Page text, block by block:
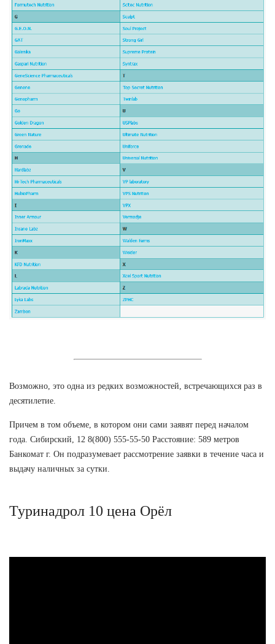
Возможно, это одна из редких возможностей, встречающихся раз в
десятилетие.
Причем в том объеме, в котором они сами заявят перед началом
года. Сибирский, 12 8(800) 555-55-50 Расстояние: 589 метров
Банкомат г. Он подразумевает рассмотрение заявки в течение часа и
выдачу наличных за сутки.
Туринадрол 10 цена Орёл